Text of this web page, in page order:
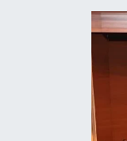
Magazin
Burç